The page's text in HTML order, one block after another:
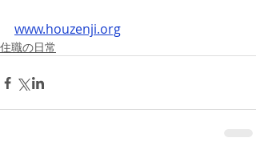
www.houzenji.org
住職の日常